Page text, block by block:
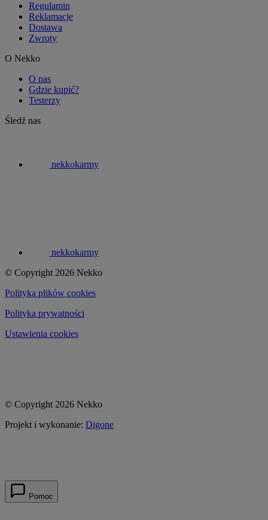
Regulamin
Reklamacje
Dostawa
Zwroty
O Nekko
O nas
Gdzie kupić?
Testerzy
Śledź nas
nekkokarmy
nekkokarmy
© Copyright 2026 Nekko
Polityka plików cookies
Polityka prywatności
Ustawienia cookies
© Copyright 2026 Nekko
Projekt i wykonanie: Digone
Pomoc